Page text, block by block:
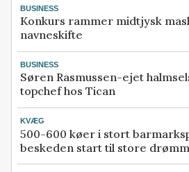
BUSINESS
Konkurs rammer midtjysk
navneskifte
BUSINESS
Søren Rasmussen-ejet
topchef hos Tican
KVÆG
500-600 køer i stort
beskeden start til store